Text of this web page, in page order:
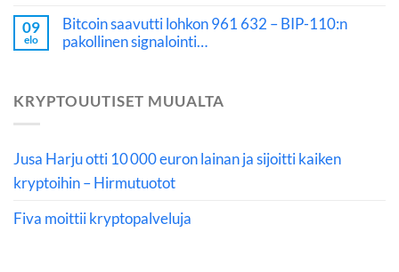
09
elo
Bitcoin saavutti lohkon 961 632 – BIP-110:n
pakollinen signalointi…
KRYPTOUUTISET MUUALTA
Jusa Harju otti 10 000 euron lainan ja sijoitti kaiken
kryptoihin – Hirmutuotot
Fiva moittii kryptopalveluja